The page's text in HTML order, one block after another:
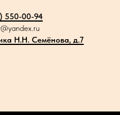
550-00-94
Н.Н. Семёнова, д.7